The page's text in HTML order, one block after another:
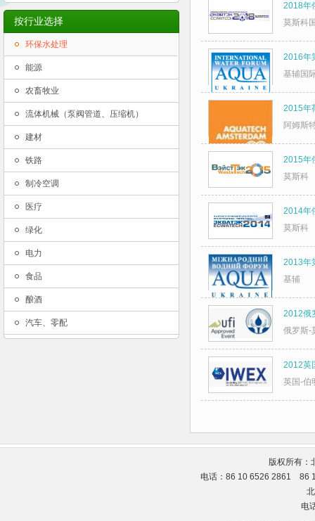
按行业选择
环保水处理
能源
农畜牧业
流体机械（泵阀管道、压缩机）
建材
铁路
制冷空调
医疗
绿化
电力
食品
酿酒
汽车、零配
2018年
莫斯科
2016年
基辅国
2015年
阿姆斯
2015年
莫斯科
2014年
莫斯科
2013年
基辅
2012俄
俄罗斯-
2012英
英国-伯
版权所有：
电话：86 10 6526 2861 86
电